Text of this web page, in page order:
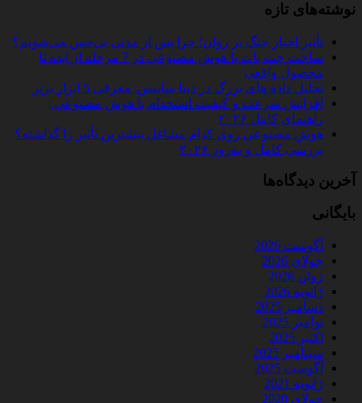
نوشته‌های تازه
تأثیر اخبار جنگ بر روان؛ چرا پس از مدتی بی‌حس می‌شویم؟
ساخت چت‌ بات با هوش مصنوعی در 7 مرحله از ایده تا
محصول واقعی
تحلیل داده‌ های بزرگ در دیتا ساینس: معرفی 5 ابزار برتر
افزایش سرعت و کیفیت استخدام با هوش مصنوعی |
راهنمای کامل ۲۰۲۶
هوش مصنوعی روی کدام مشاغل بیشترین تأثیر را گذاشته؟
بررسی کامل و به‌روز ۲۰۲۶
آخرین دیدگاه‌ها
بایگانی
آگوست 2026
جولای 2026
ژوئن 2026
ژانویه 2026
دسامبر 2025
نوامبر 2025
اکتبر 2025
سپتامبر 2025
آگوست 2025
ژانویه 2021
جولای 2020